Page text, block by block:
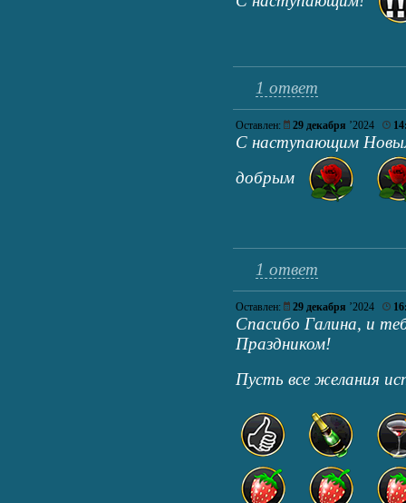
1 ответ
Оставлен: 29 декабря ’2024
С наступающим
добрым
1 ответ
Оставлен: 29 декабря ’2024
Спасибо Галина, и
Праздником!
Пусть все желания